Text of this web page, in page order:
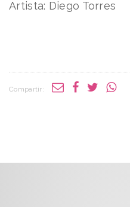
Artista: Diego Torres
Compartir: